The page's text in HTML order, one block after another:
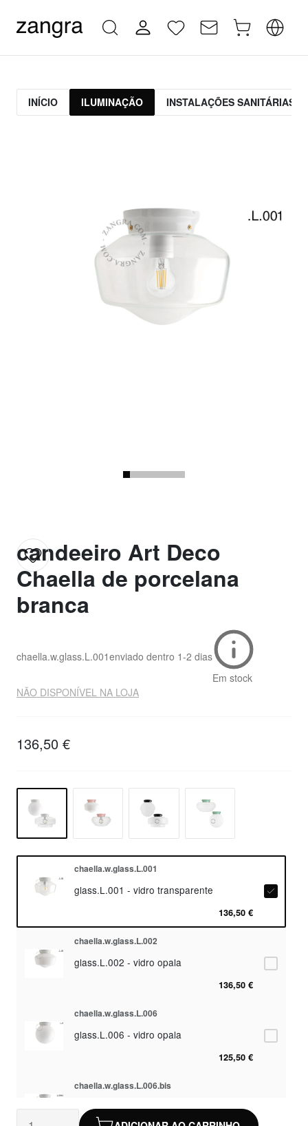
INÍCIO ILUMINAÇÃO INSTALAÇÕES SANITÁRIAS
candeeiro Art Deco
Chaella de porcelana
branca
chaella.w.glass.L.001enviado dentro 1-2 dias
Em stock
NÃO DISPONÍVEL NA LOJA
136,50 €
chaella.w.glass.L.001
glass.L.001 - vidro transparente
136,50 €
chaella.w.glass.L.002
glass.L.002 - vidro opala
136,50 €
chaella.w.glass.L.006
glass.L.006 - vidro opala
125,50 €
chaella.w.glass.L.006.bis
glass.L.006.bis - vidro fosco disponível